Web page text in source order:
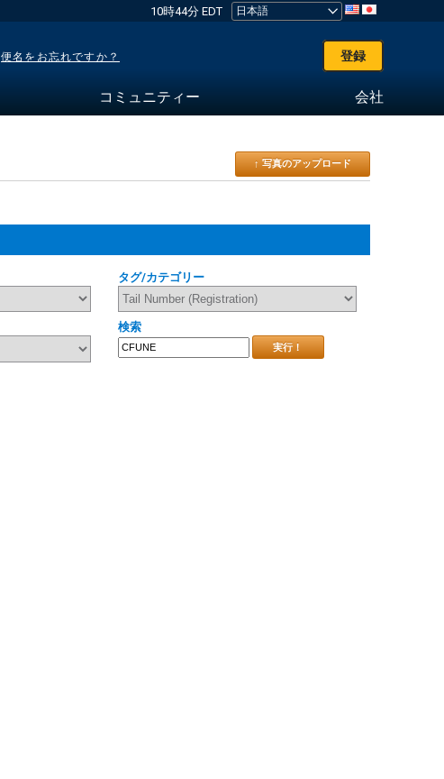
10時44分 EDT
便名をお忘れですか？ 登録
コミュニティー 会社
↑ 写真のアップロード
タグ/カテゴリー
検索
実行！